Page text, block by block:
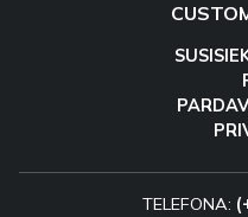
TELEFONA: